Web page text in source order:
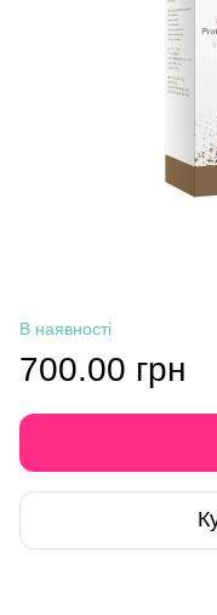
В наявності
700.00 грн